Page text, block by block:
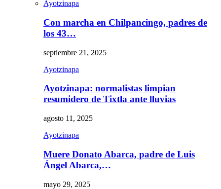
Ayotzinapa
Con marcha en Chilpancingo, padres de
los 43…
septiembre 21, 2025
Ayotzinapa
Ayotzinapa: normalistas limpian
resumidero de Tixtla ante lluvias
agosto 11, 2025
Ayotzinapa
Muere Donato Abarca, padre de Luis
Ángel Abarca,…
mayo 29, 2025